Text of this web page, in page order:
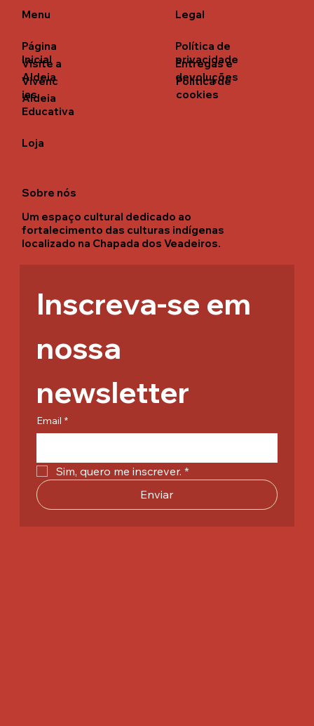
Inscreva-se em
nossa
newsletter
Email *
Sim, quero me inscrever. *
Enviar
Sobre nós
Um espaço cultural dedicado ao
fortalecimento das culturas indígenas
localizado na Chapada dos Veadeiros.
Menu
Página
Inicial
Visite a
Aldeia
Vivênc
ias
Aldeia
Educativa
Loja
Política de
cookies
Entregas e
devoluções
Política de
privacidade
Legal